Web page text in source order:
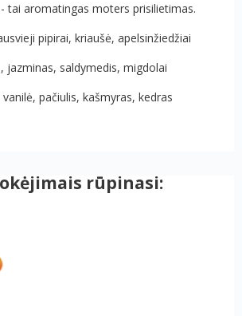
tai aromatingas moters prisilietimas.
pipirai, kriaušė, apelsinžiedžiai
jazminas, saldymedis, migdolai
pačiulis, kašmyras, kedras
rūpinasi: